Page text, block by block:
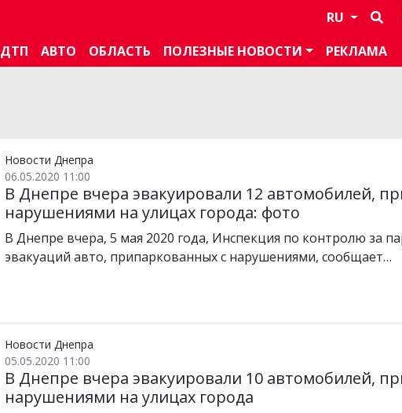
RU
ДТП АВТО ОБЛАСТЬ ПОЛЕЗНЫЕ НОВОСТИ
РЕКЛАМА
Новости Днепра
06.05.2020 11:00
В Днепре вчера эвакуировали 12 автомобилей,
нарушениями на улицах города: фото
В Днепре вчера, 5 мая 2020 года, Инспекция по контролю за
эвакуаций авто, припаркованных с нарушениями, сообщает…
Новости Днепра
05.05.2020 11:00
В Днепре вчера эвакуировали 10 автомобилей,
нарушениями на улицах города